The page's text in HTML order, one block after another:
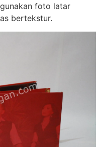
foto latar
bertekstur.